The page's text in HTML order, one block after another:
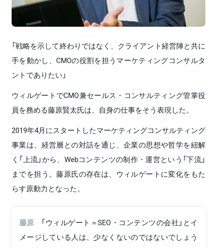
「戦略を示して終わりではなく、クライアント経営陣と共に
手を動かし、CMOの役割を担うマーケティングコンサルタ
ントでありたい」
ウィルゲートでCMO兼セールス・コンサルティング管掌役
員を務める藤原賢太氏は、自身の仕事をそう表現した。
2019年4月にスタートしたマーケティングコンサルティング
事業は、経営層との対話を通じ、企業の思想や哲学を紐解
く「上流」から、Webコンテンツの制作・運営という「下流」
までを担う。藤原氏の存在は、ウィルゲートに変化をもた
らす原動力となった。
藤原
「ウィルゲート＝SEO・コンテンツの会社」とイ
メージしている人は、少なくないのではないでしょう